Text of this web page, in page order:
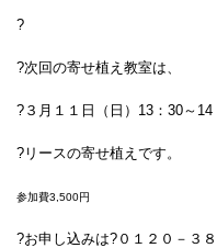
?
?次回の寄せ植え教室は、
?３月１１日（日）13：30～14
?リースの寄せ植えです。
参加費3,500円
?お申し込みは?０１２０－３